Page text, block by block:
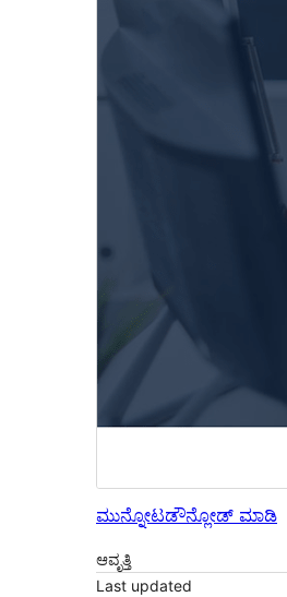
ಮುನ್ನೋಟಡೌನ್ಲೋಡ್ ಮಾಡಿ
ಆವೃತ್ತಿ
Last updated